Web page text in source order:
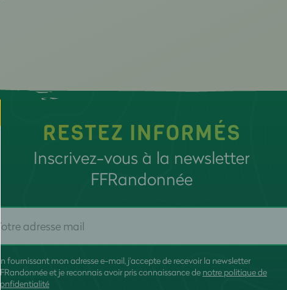
RESTEZ INFORMÉS
Inscrivez-vous à la newsletter
FFRandonnée
En fournissant mon adresse e-mail, j'accepte de recevoir la newsletter
FFRandonnée et je reconnais avoir pris connaissance de notre politique de
confidentialité